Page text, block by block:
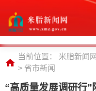
当前位置： 米脂新闻
> 省市新闻
“高质量发展调研行